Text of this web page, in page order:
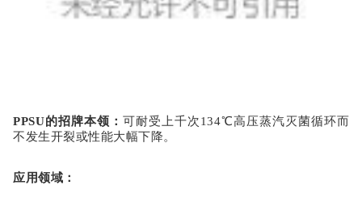
PPSU的招牌本领 ： 可耐受上千次134℃高压蒸汽灭菌循环而
不发生开裂或性能大幅下降。
应用领域 ：